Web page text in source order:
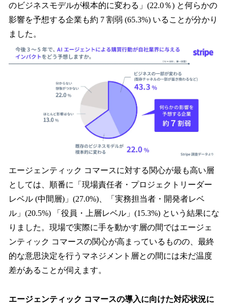
のビジネスモデルが根本的に変わる」(22.0％) と何らかの
影響を予想する企業も約 7 割弱 (65.3%) いることが分かり
ました。
エージェンティック コマースに対する関心が最も高い層
としては、順番に「現場責任者・プロジェクトリーダー
レベル (中間層)」(27.0%)、「実務担当者・開発者レベ
ル」(20.5%) 「役員・上層レベル」(15.3%) という結果にな
りました。現場で実際に手を動かす層の間ではエージェ
ンティック コマースの関心が高まっているものの、最終
的な意思決定を行うマネジメント層との間には未だ温度
差があることが伺えます。
エージェンティック コマースの導入に向けた対応状況に